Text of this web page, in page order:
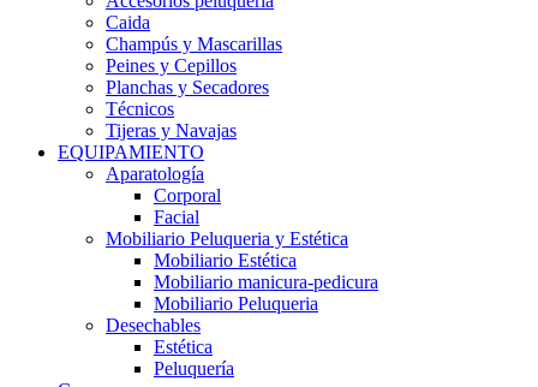
Caida
Champús y Mascarillas
Peines y Cepillos
Planchas y Secadores
Técnicos
Tijeras y Navajas
EQUIPAMIENTO
Aparatología
Corporal
Facial
Mobiliario Peluqueria y Estética
Mobiliario Estética
Mobiliario manicura-pedicura
Mobiliario Peluqueria
Desechables
Estética
Peluquería